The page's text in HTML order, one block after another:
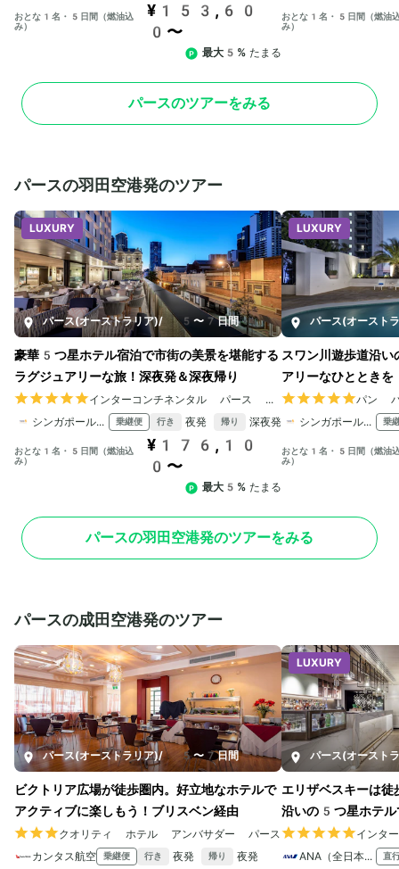
おとな1名・5日間（燃油込
み）
¥153,60
0〜
最大5% たまる
おとな1名・5日間（燃油
み）
パースのツアーをみる
パースの羽田空港発のツアー
LUXURY
パース(オーストラリア)/ 5〜7日間
豪華5つ星ホテル宿泊で市街の美景を堪能する
ラグジュアリーな旅！深夜発＆深夜帰り
インターコンチネンタル パース シティ センター
シンガポール航空
乗継便 行き 夜発 帰り 深夜発
おとな1名・5日間（燃油込
み）
¥176,10
0〜
最大5% たまる
LUXURY
パース(オースト
スワン川遊歩道沿
アリーなひとときを
パン
シンガポール航空
乗
おとな1名・5日間（燃油
み）
パースの羽田空港発のツアーをみる
パースの成田空港発のツアー
パース(オーストラリア)/ 5〜7日間
ビクトリア広場が徒歩圏内。好立地なホテルで
アクティブに楽しもう！ブリスベン経由
クオリティ ホテル アンバサダー パース
カンタス航空
乗継便 行き 夜発 帰り 夜発
LUXURY
パース(オースト
エリザベスキーは徒
沿いの5つ星ホテル
インタ
ANA（全日本空輸）
直